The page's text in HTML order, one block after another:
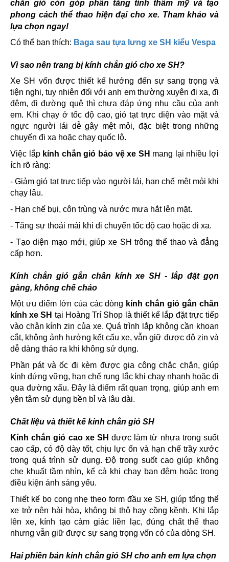
chắn gió còn góp phần tăng tính thẩm mỹ và tạo
phong cách thể thao hiện đại cho xe. Tham khảo và
lựa chọn ngay!
Có thể bạn thích: Baga sau tựa lưng xe SH kiểu Vespa
Vì sao nên trang bị kính chắn gió cho xe SH?
Xe SH vốn được thiết kế hướng đến sự sang trọng và
tiện nghi, tuy nhiên đối với anh em thường xuyên đi xa, đi
đêm, đi đường quê thì chưa đáp ứng nhu cầu của anh
em. Khi chạy ở tốc độ cao, gió tạt trực diện vào mặt và
ngực người lái dễ gây mệt mỏi, đặc biệt trong những
chuyến đi xa hoặc chạy quốc lộ.
Việc lắp kính chắn gió bảo vệ xe SH mang lại nhiều lợi
ích rõ ràng:
- Giảm gió tạt trực tiếp vào người lái, hạn chế mệt mỏi khi
chạy lâu.
- Hạn chế bụi, côn trùng và nước mưa hắt lên mặt.
- Tăng sự thoải mái khi di chuyển tốc độ cao hoặc đi xa.
- Tạo diện mạo mới, giúp xe SH trông thể thao và đẳng
cấp hơn.
Kính chắn gió gắn chân kính xe SH - lắp đặt gọn
gàng, không chế cháo
Một ưu điểm lớn của các dòng kính chắn gió gắn chân
kính xe SH tại Hoàng Trí Shop là thiết kế lắp đặt trực tiếp
vào chân kính zin của xe. Quá trình lắp không cần khoan
cắt, không ảnh hưởng kết cấu xe, vẫn giữ được độ zin và
dễ dàng tháo ra khi không sử dụng.
Phần pát và ốc đi kèm được gia công chắc chắn, giúp
kính đứng vững, hạn chế rung lắc khi chạy nhanh hoặc đi
qua đường xấu. Đây là điểm rất quan trọng, giúp anh em
yên tâm sử dụng bền bỉ và lâu dài.
Chất liệu và thiết kế kính chắn gió SH
Kính chắn gió cao xe SH được làm từ nhựa trong suốt
cao cấp, có độ dày tốt, chịu lực ổn và hạn chế trầy xước
trong quá trình sử dụng. Độ trong suốt cao giúp không
che khuất tầm nhìn, kể cả khi chạy ban đêm hoặc trong
điều kiện ánh sáng yếu.
Thiết kế bo cong nhẹ theo form đầu xe SH, giúp tổng thể
xe trở nên hài hòa, không bị thô hay cồng kềnh. Khi lắp
lên xe, kính tạo cảm giác liền lạc, đúng chất thể thao
nhưng vẫn giữ được sự sang trọng vốn có của dòng SH.
Hai phiên bản kính chắn gió SH cho anh em lựa chọn